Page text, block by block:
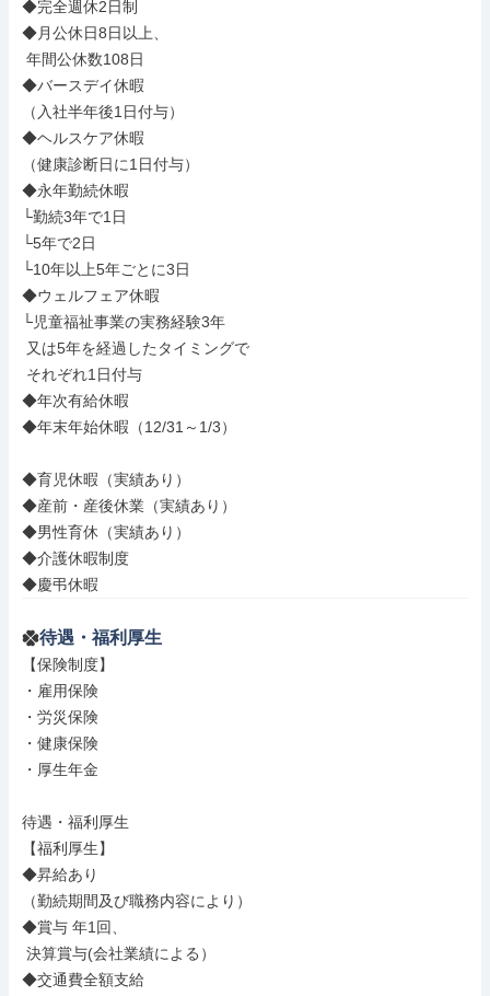
◆完全週休2日制
◆月公休日8日以上、
◆バースデイ休暇
（入社半年後1日付与）
◆ヘルスケア休暇
（健康診断日に1日付与）
◆永年勤続休暇
└勤続3年で1日
└5年で2日
└10年以上5年ごとに3日
◆ウェルフェア休暇
└児童福祉事業の実務経験3年
◆年次有給休暇
◆年末年始休暇（12/31～1/3）
◆育児休暇（実績あり）
◆産前・産後休業（実績あり）
◆男性育休（実績あり）
◆介護休暇制度
◆慶弔休暇
待遇・福利厚生
【保険制度】
・雇用保険
・労災保険
・健康保険
・厚生年金
待遇・福利厚生
【福利厚生】
◆昇給あり
（勤続期間及び職務内容により）
◆賞与 年1回、
◆交通費全額支給